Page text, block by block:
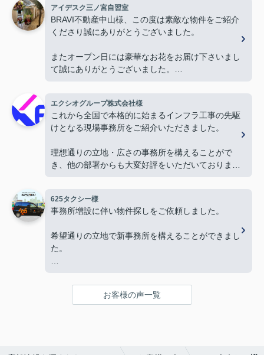
アイデスク三ノ宮自習室
BRAVI不動産中山様、この度は素敵な物件をご紹介
くださり誠にありがとうございました。
またオープン日には豪華なお花をお届け下さいまし
て誠にありがとうございました。
心より感謝申し上げます。
今後ともよろしくお願いします。
エクシオグループ株式会社様
これから全国で本格的に始まるインフラ工事の先駆
けとなる現場事務所をご紹介いただきました。
理想通りの立地・広さの事務所を構えることがで
き、他の部署からも大変好評をいただいておりま
今後とも物件探しの際はよろしくお願いします。
625タクシー様
事務所増設に伴い物件探しをご依頼しました。
希望通りの立地で新事務所を構えることができまし
た。
お客様の声一覧